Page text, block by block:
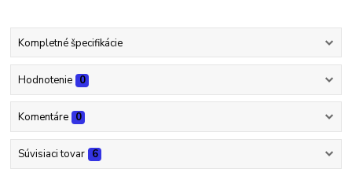
Kompletné špecifikácie
Hodnotenie 0
Komentáre 0
Súvisiaci tovar 6